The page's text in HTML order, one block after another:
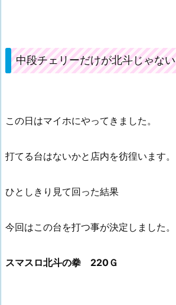
中段チェリーだけが北斗じゃない
この日はマイホにやってきました。
打てる台はないかと店内を彷徨います。
ひとしきり見て回った結果
今回はこの台を打つ事が決定しました。
スマスロ北斗の拳 220Ｇ